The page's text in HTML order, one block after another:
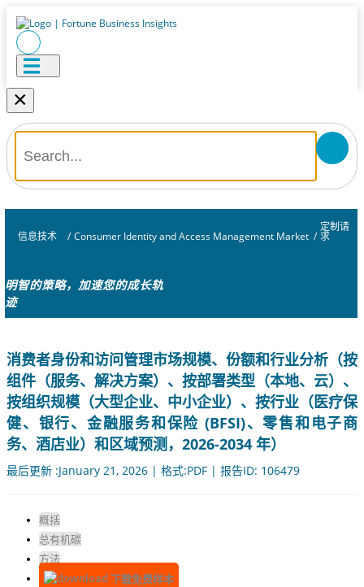
×
信息技术 / Consumer Identity and Access Management Market /
定制请
求
明智的策略，加速您的成长轨
迹
消费者身份和访问管理市场规模、份额和行业分析（按
组件（服务、解决方案）、按部署类型（本地、云）、
按组织规模（大型企业、中小企业）、按行业（医疗保
健、银行、金融服务和保险 (BFSI)、零售和电子商
务、酒店业）和区域预测，2026-2034 年）
最后更新 :January 21, 2026 | 格式:PDF | 报告ID: 106479
概括
总有机碳
方法
下载免费样本